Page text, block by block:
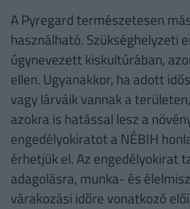
A Pyregard természetesen
használható. Szükséghelyzeti
úgynevezett kiskultúrában,
ellen. Ugyanakkor, ha adott
vagy lárváik vannak a
azokra is hatással lesz a
engedélyokiratot a NÉBIH
érhetjük el. Az engedélyokirat
adagolásra, munka- és
várakozási időre vonatkozó